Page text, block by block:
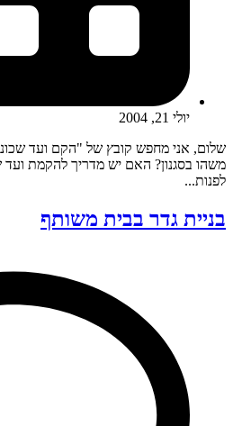
יולי 21, 2004
שלום, אני מחפש קובץ של "הקם ועד
משהו בסגנון? האם יש מדריך להקמת ועד
לפנות...
בניית גדר בבית משותף